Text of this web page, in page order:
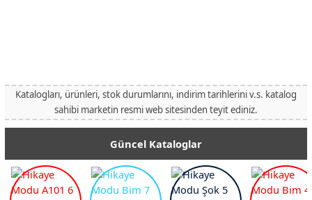
Katalogları, ürünleri, stok durumlarını, indirim tarihlerini v.s. katalog
sahibi marketin resmi web sitesinden teyit ediniz.
Güncel Kataloglar